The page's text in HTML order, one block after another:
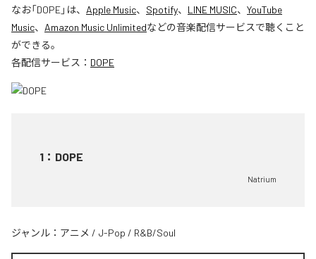
なお「DOPE」は、 Apple Music、 Spotify、 LINE MUSIC、 YouTube
Music、 Amazon Music Unlimitedなどの音楽配信サービスで聴くこと
ができる。
各配信サービス： DOPE
1 ： DOPE
Natrium
ジャンル： アニメ / J-Pop / R&B/Soul